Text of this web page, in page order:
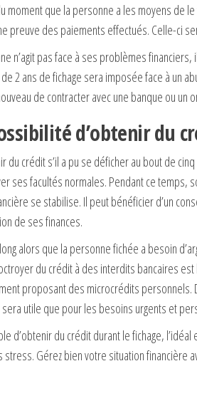
moment que la personne a les moyens de
preuve des paiements effectués. Celle-ci
n’agit pas face à ses problèmes financiers,
2 ans de fichage sera imposée face à un
de contracter avec une banque ou un
d’obtenir du
du crédit s’il a pu se déficher au bout de
ses facultés normales. Pendant ce temps,
se stabilise. Il peut bénéficier d’un
de ses finances.
alors que la personne fichée a besoin
du crédit à des interdits bancaires
proposant des microcrédits
utile que pour les besoins urgents et
d’obtenir du crédit durant le fichage,
Gérez bien votre situation financière